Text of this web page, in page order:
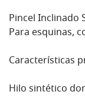
Pincel Inclinado
Para esquinas,
Características
Hilo sintético